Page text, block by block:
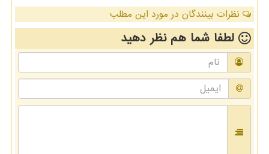
نظرات بینندگان در مورد این مطلب
لطفا شما همنظر دهید